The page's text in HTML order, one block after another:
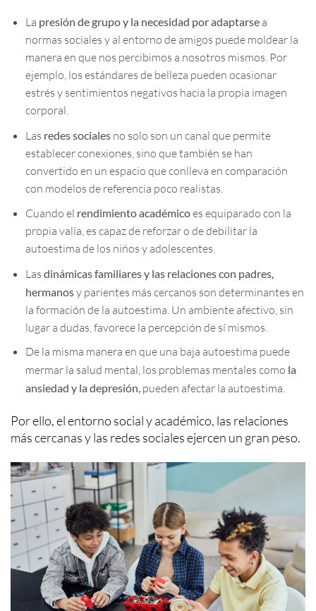
La presión de grupo y la necesidad por adaptarsea
normas sociales y al entorno de amigos puede moldear la
manera en que nos percibimos a nosotros mismos. Por
ejemplo, los estándares de belleza pueden ocasionar
estrés y sentimientos negativos hacia la propia imagen
corporal.
Las redes sociales no solo son un canal que permite
establecer conexiones, sino que también se han
convertido en un espacio que conlleva en comparación
con modelos de referencia poco realistas.
Cuando el rendimiento académicoes equiparado con la
propia valía, es capaz de reforzar o de debilitar la
autoestima de los niños y adolescentes.
Las dinámicas familiares y las relaciones con padres,
hermanosy parientes más cercanos son determinantes en
la formación de la autoestima. Un ambiente afectivo, sin
lugar a dudas, favorece la percepción de sí mismos.
De la misma manera en que una baja autoestima puede
mermar la salud mental, los problemas mentales como la
ansiedad y la depresión, pueden afectar la autoestima.
Por ello, el entorno social y académico, las relaciones
más cercanas y las redes sociales ejercen un gran peso.